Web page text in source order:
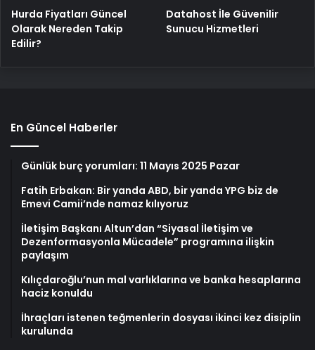
Hurda Fiyatları Güncel
Olarak Nereden Takip
Edilir?
Datahost İle Güvenilir
Sunucu Hizmetleri
En Güncel Haberler
Günlük burç yorumları: 11 Mayıs 2025 Pazar
Fatih Erbakan: Bir yanda ABD, bir yanda YPG biz de
Emevi Camii’nde namaz kılıyoruz
İletişim Başkanı Altun’dan “Siyasal İletişim ve
Dezenformasyonla Mücadele” programına ilişkin
paylaşım
Kılıçdaroğlu’nun mal varlıklarına ve banka hesaplarına
haciz konuldu
İhraçları istenen teğmenlerin dosyası ikinci kez disiplin
kurulunda